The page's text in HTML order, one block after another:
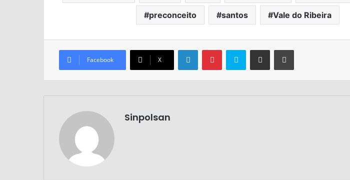
preconceito santos Vale do Ribeira
Facebook X
Sinpolsan